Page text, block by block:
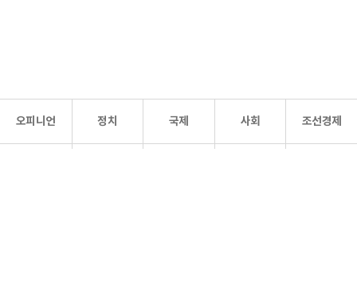
오피니언 정치 국제 사회 조선경제